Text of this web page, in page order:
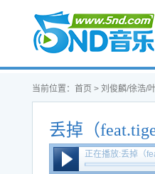
首页
当前位置： 首页 > 刘俊麟/徐浩/
丢掉（
淳
正在播放:丢掉（
- 朱元冰&叶子淳